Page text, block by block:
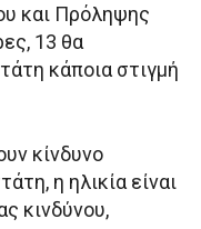
και Πρόληψης
13 θα
κάποια στιγμή
κίνδυνο
η ηλικία είναι
κινδύνου,